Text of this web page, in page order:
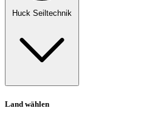
Huck Seiltechnik
Land wählen